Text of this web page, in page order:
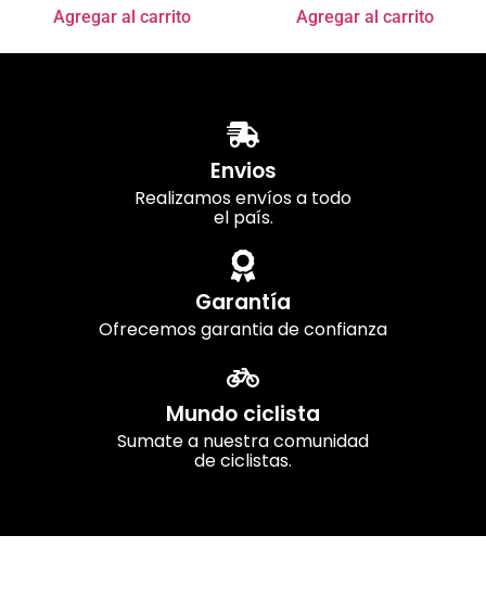
Agregar al carrito Agregar al carrito
Envios
Realizamos envíos a todo
el país.
Garantía
Ofrecemos garantia de confianza
Mundo ciclista
Sumate a nuestra comunidad
de ciclistas.